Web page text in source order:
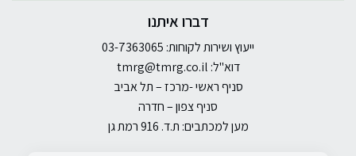
דברו איתנו
ייעוץ ושירות לקוחות: 03-7363065
דוא"ל: tmrg@tmrg.co.il
סניף ראשי -מרכז – תל אביב
סניף צפון – חדרה
מען למכתבים: ת.ד. 916 רמת גן